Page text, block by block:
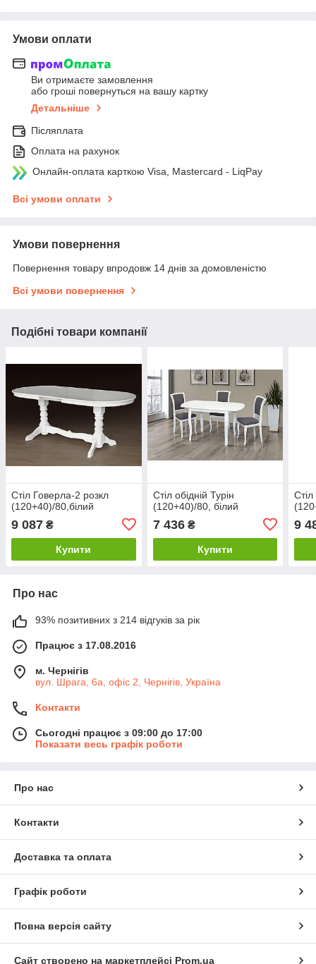
Умови оплати
Ви отримаєте замовлення
або гроші повернуться на вашу картку
Детальніше
Післяплата
Оплата на рахунок
Онлайн-оплата карткою Visa, Mastercard - LiqPay
Всі умови оплати
Умови повернення
Повернення товару впродовж 14 днів за домовленістю
Всі умови повернення
Подібні товари компанії
Стіл Говерла-2 розкл
(120+40)/80,білий
9 087 ₴
Купити
Стіл обідній Турін
(120+40)/80, білий
7 436₴
Купити
9
Про нас
93% позитивних з 214 відгуків за рік
Працює з 17.08.2016
м. Чернігів
вул. Шрага, 6а, офіс 2, Чернігів, Україна
Контакти
Сьогодні працює з 09:00 до 17:00
Показати весь графік роботи
Про нас
Контакти
Доставка та оплата
Графік роботи
Повна версія сайту
Сайт створено на маркетплейсі Prom.ua